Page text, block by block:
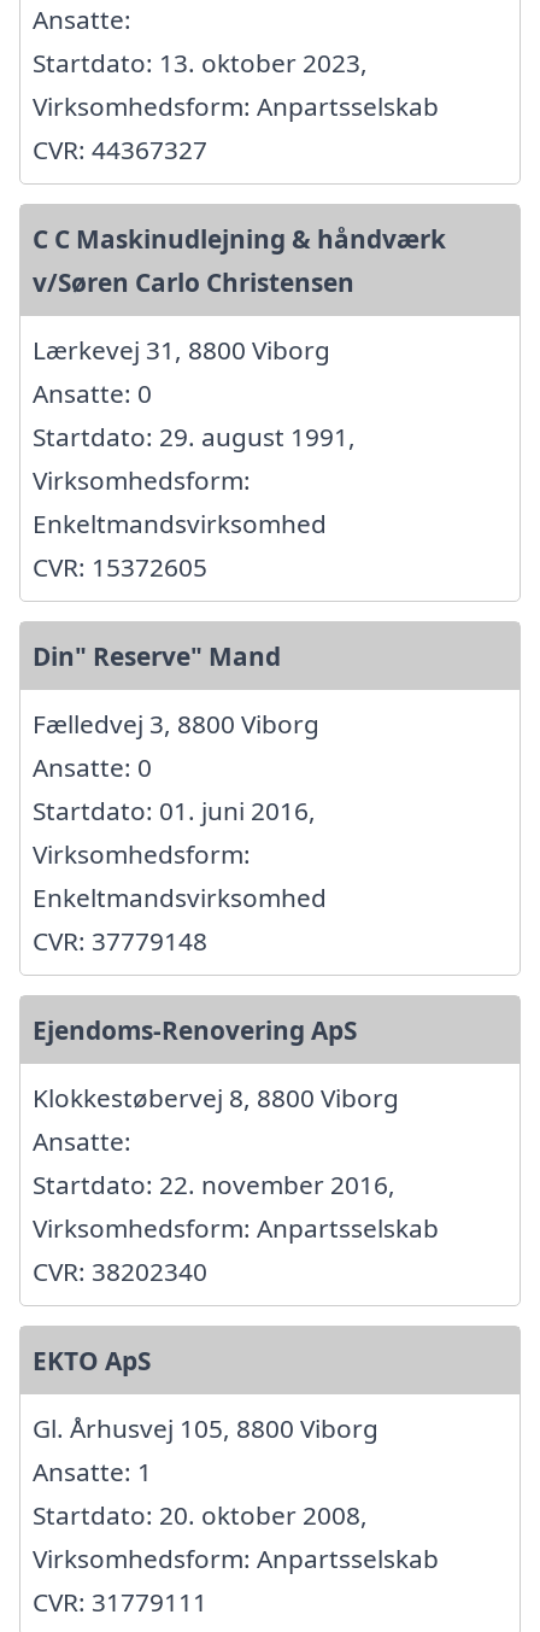
Ansatte:
Startdato: 13. oktober 2023,
Virksomhedsform: Anpartsselskab
CVR: 44367327
C C Maskinudlejning & håndværk
v/Søren Carlo Christensen
Lærkevej 31, 8800 Viborg
Ansatte: 0
Startdato: 29. august 1991,
Virksomhedsform:
Enkeltmandsvirksomhed
CVR: 15372605
Din" Reserve" Mand
Fælledvej 3, 8800 Viborg
Ansatte: 0
Startdato: 01. juni 2016,
Virksomhedsform:
Enkeltmandsvirksomhed
CVR: 37779148
Ejendoms-Renovering ApS
Klokkestøbervej 8, 8800 Viborg
Ansatte:
Startdato: 22. november 2016,
Virksomhedsform: Anpartsselskab
CVR: 38202340
EKTO ApS
Gl. Århusvej 105, 8800 Viborg
Ansatte: 1
Startdato: 20. oktober 2008,
Virksomhedsform: Anpartsselskab
CVR: 31779111